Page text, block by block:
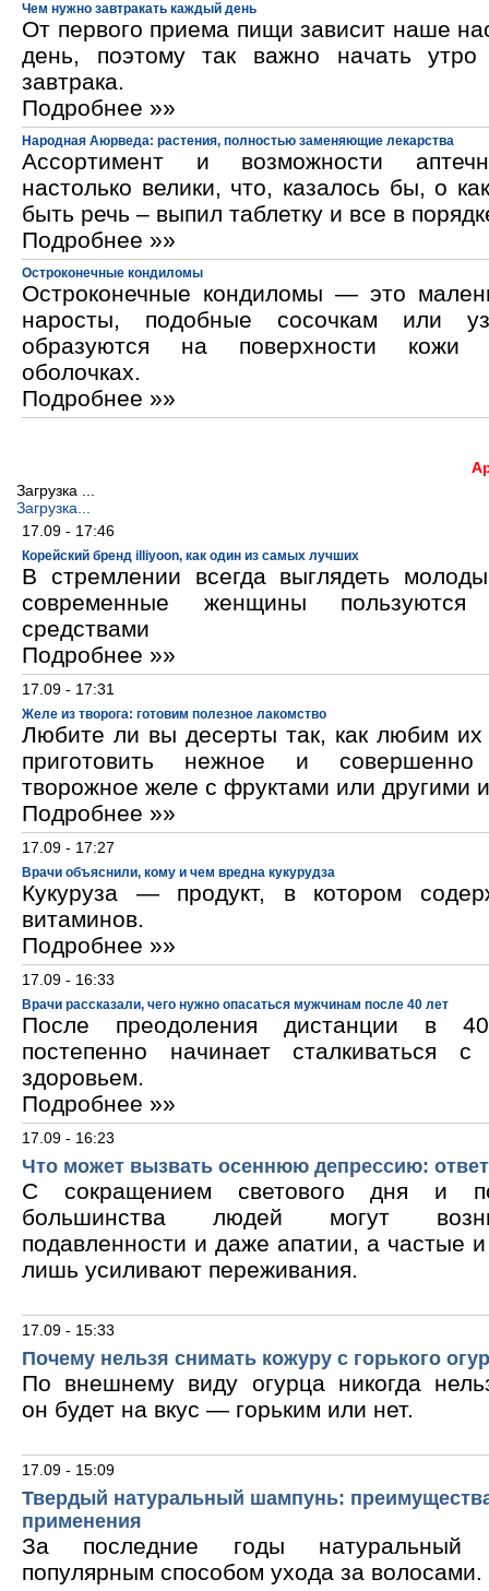
Чем нужно завтракать каждый день
От первого приема пищи зависит наше
день, поэтому так важно начать утро
завтрака.
Подробнее »»
Народная Аюрведа: растения, полностью заменяющие лекарства
Ассортимент и возможности
настолько велики, что, казалось бы, о
быть речь – выпил таблетку и все в
Подробнее »»
Остроконечные кондиломы
Остроконечные кондиломы — это
наросты, подобные сосочкам или
образуются на поверхности кожи
оболочках.
Подробнее »»
Загрузка ...
Загрузка...
17.09 - 17:46
Корейский бренд illiyoon, как один из самых лучших
В стремлении всегда выглядеть
современные женщины пользуются
средствами
Подробнее »»
17.09 - 17:31
Желе из творога: готовим полезное лакомство
Любите ли вы десерты так, как любим
приготовить нежное и
творожное желе с фруктами или другими
Подробнее »»
17.09 - 17:27
Врачи объяснили, кому и чем вредна кукурудза
Кукуруза — продукт, в котором
витаминов.
Подробнее »»
17.09 - 16:33
Врачи рассказали, чего нужно опасаться мужчинам после 40 лет
После преодоления дистанции в
постепенно начинает сталкиваться
здоровьем.
Подробнее »»
17.09 - 16:23
Что может вызвать осеннюю депрессию:
С сокращением светового дня и
большинства людей могут
подавленности и даже апатии, а частые
лишь усиливают переживания.
17.09 - 15:33
Почему нельзя снимать кожуру с горького
По внешнему виду огурца никогда
он будет на вкус — горьким или нет.
17.09 - 15:09
Твердый натуральный шампунь:
применения
За последние годы натуральный
популярным способом ухода за волосами.